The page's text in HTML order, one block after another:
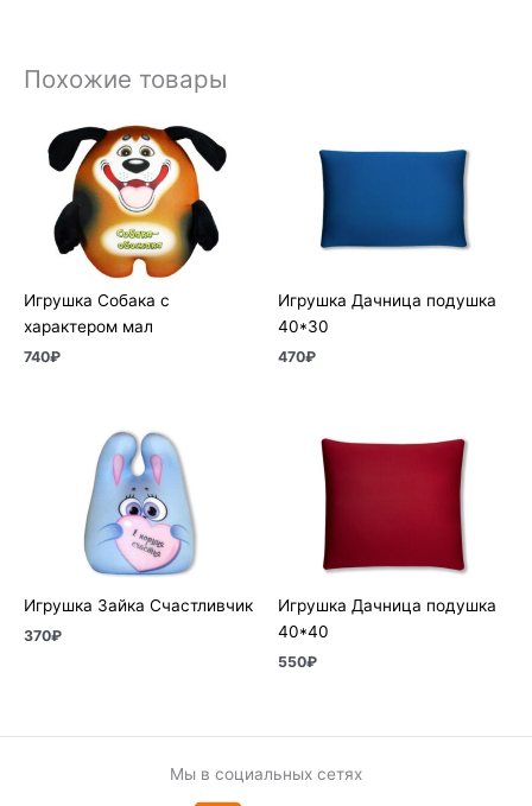
Похожие товары
Игрушка Собака с
характером мал
740₽
Игрушка Дачница подушка
40*30
470₽
Игрушка Зайка Счастливчик
370₽
Игрушка Дачница подушка
40*40
550₽
Мы в социальных сетях